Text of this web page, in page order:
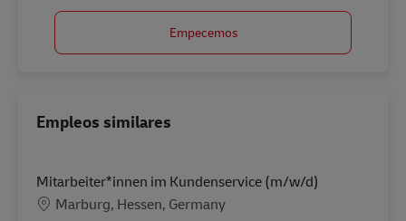
Empecemos
Empleos similares
Mitarbeiter*innen im Kundenservice (m/w/d)
Ubicación
Marburg, Hessen, Germany